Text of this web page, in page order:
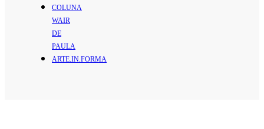
COLUNA
WAIR
DE
PAULA
ARTE.IN.FORMA